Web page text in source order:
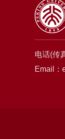
电话(传
Email：